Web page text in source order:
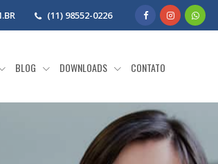
(11) 98552-0226
BLOG DOWNLOADS CONTATO